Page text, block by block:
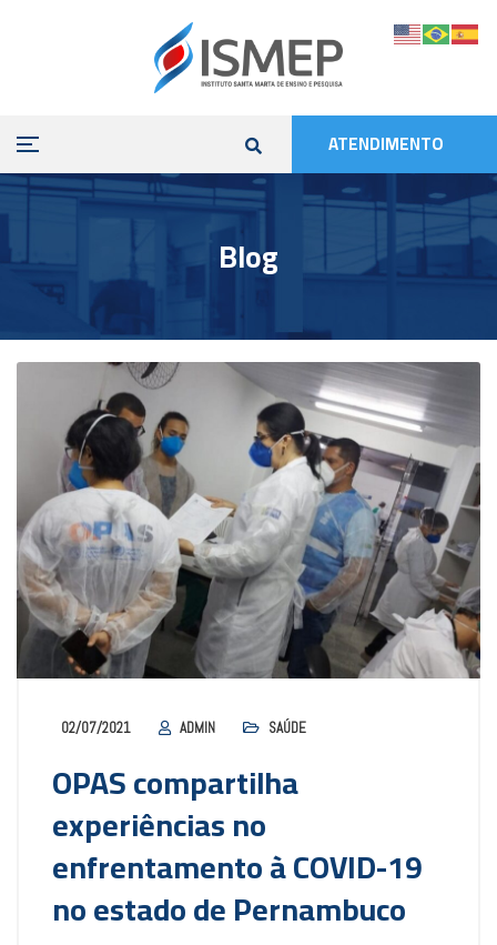
ATENDIMENTO
Blog
02/07/2021 ADMIN SAÚDE
OPAS compartilha
experiências no
enfrentamento à COVID-19
no estado de Pernambuco